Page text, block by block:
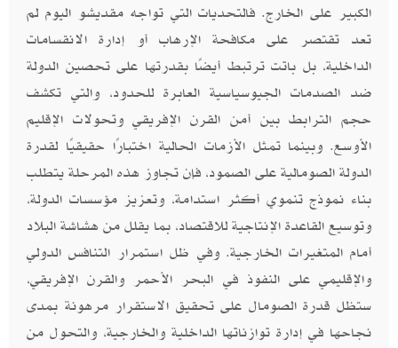
الكبير على الخارج. فالتحديات التي تواجه مقديشو اليوم لم
تعد تقتصر على مكافحة الإرهاب أو إدارة الانقسامات
الداخلية، بل باتت ترتبط أيضًا بقدرتها على تحصين الدولة
ضد الصدمات الجيوسياسية العابرة للحدود، والتي تكشف
حجم الترابط بين أمن القرن الإفريقي وتحولات الإقليم
الأوسع. وبينما تمثل الأزمات الحالية اختبارًا حقيقيًا لقدرة
الدولة الصومالية على الصمود، فإن تجاوز هذه المرحلة يتطلب
بناء نموذج تنموي أكثر استدامة، وتعزيز مؤسسات الدولة،
وتوسيع القاعدة الإنتاجية للاقتصاد، بما يقلل من هشاشة البلاد
أمام المتغيرات الخارجية. وفي ظل استمرار التنافس الدولي
والإقليمي على النفوذ في البحر الأحمر والقرن الإفريقي،
ستظل قدرة الصومال على تحقيق الاستقرار مرهونة بمدى
نجاحها في إدارة توازناتها الداخلية والخارجية، والتحول من